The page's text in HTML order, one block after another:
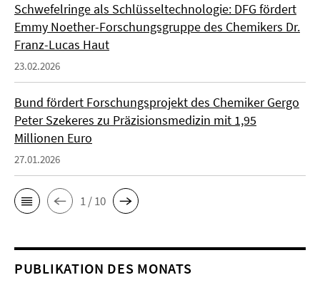
Schwefelringe als Schlüsseltechnologie: DFG fördert
Emmy Noether-Forschungsgruppe des Chemikers Dr.
Franz-Lucas Haut
23.02.2026
Bund fördert Forschungsprojekt des Chemiker Gergo
Peter Szekeres zu Präzisionsmedizin mit 1,95
Millionen Euro
27.01.2026
1 / 10
PUBLIKATION DES MONATS